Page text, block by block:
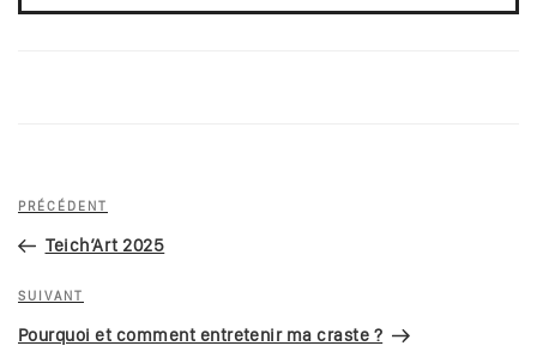
Navigation
l’article
Article
précédent
PRÉCÉDENT
Teich’Art 2025
Article
suivant
SUIVANT
Pourquoi et comment entretenir ma craste ?